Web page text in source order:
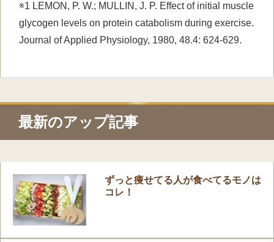
※1 LEMON, P. W.; MULLIN, J. P. Effect of initial muscle
glycogen levels on protein catabolism during exercise.
Journal of Applied Physiology, 1980, 48.4: 624-629.
最新のアップ記事
ずっと痩せてる人が食べてるモノは
コレ！